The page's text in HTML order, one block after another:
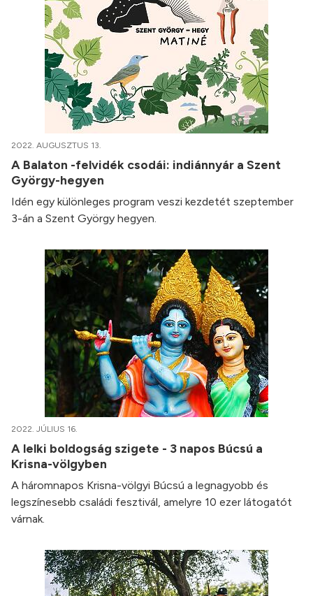
2022. AUGUSZTUS 13.
A Balaton -felvidék csodái: indiánnyár a Szent
György-hegyen
Idén egy különleges program veszi kezdetét szeptember
3-án a Szent György hegyen.
2022. JÚLIUS 16.
A lelki boldogság szigete - 3 napos Búcsú a
Krisna-völgyben
A háromnapos Krisna-völgyi Búcsú a legnagyobb és
legszínesebb családi fesztivál, amelyre 10 ezer látogatót
várnak.